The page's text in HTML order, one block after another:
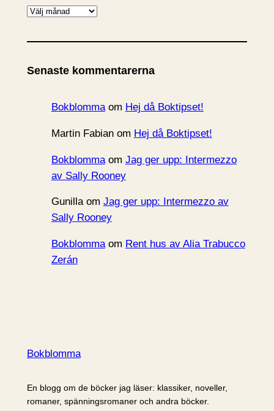
A
k
v
Senaste kommentarerna
Bokblommaom Hej då Boktipset!
Martin Fabianom Hej då Boktipset!
Bokblommaom Jag ger upp: Intermezzo
av Sally Rooney
Gunillaom Jag ger upp: Intermezzo av
Sally Rooney
Bokblommaom Rent hus av Alia Trabucco
Zerán
Bokblomma
En blogg om de böcker jag läser: klassiker, noveller,
romaner, spänningsromaner och andra böcker.